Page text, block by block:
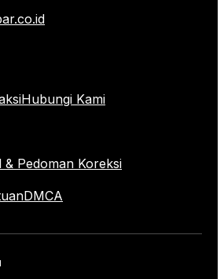
Hubungi Kami
& Pedoman Koreksi
DMCA